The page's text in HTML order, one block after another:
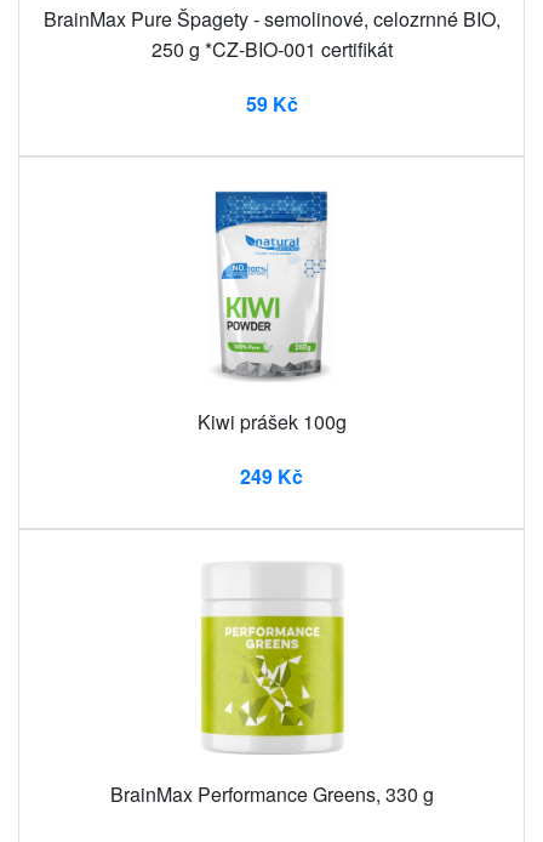
BrainMax Pure Špagety - semolinové, celozrnné BIO,
250 g *CZ-BIO-001 certifikát
59 Kč
Kiwi prášek 100g
249 Kč
BrainMax Performance Greens, 330 g